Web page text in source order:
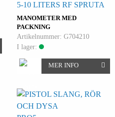
MANOMETER MED
PACKNING
5-10 LITERS RF SPRUTA
Artikelnummer: G704210
I lager:
MER INFO